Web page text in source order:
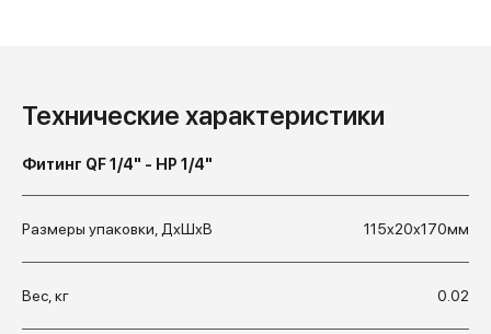
Технические характеристики
Фитинг QF 1/4" - НР 1/4"
Размеры упаковки, ДхШхВ 115x20x170мм
Вес, кг 0.02